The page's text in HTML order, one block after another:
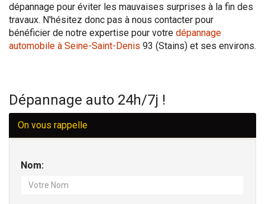
dépannage pour éviter les mauvaises surprises à la fin des
travaux. N'hésitez donc pas à nous contacter pour
bénéficier de notre expertise pour votre dépannage
automobile à Seine-Saint-Denis 93 (Stains) et ses environs.
Dépannage auto 24h/7j !
On vous rappelle
Nom: